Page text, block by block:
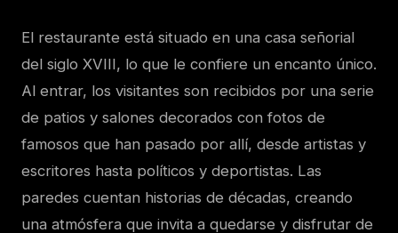
El restaurante está situado en una casa señorial
del siglo XVIII, lo que le confiere un encanto único.
Al entrar, los visitantes son recibidos por una serie
de patios y salones decorados con fotos de
famosos que han pasado por allí, desde artistas y
escritores hasta políticos y deportistas. Las
paredes cuentan historias de décadas, creando
una atmósfera que invita a quedarse y disfrutar de